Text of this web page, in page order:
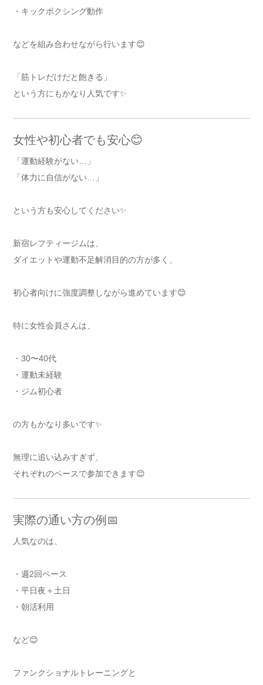
・キックボクシング動作
などを組み合わせながら行います😊
「筋トレだけだと飽きる」
という方にもかなり人気です✨
女性や初心者でも安心😊
「運動経験がない…」
「体力に自信がない…」
という方も安心してください✨
新宿レフティージムは、
ダイエットや運動不足解消目的の方が多く、
初心者向けに強度調整しながら進めています😊
特に女性会員さんは、
・30〜40代
・運動未経験
・ジム初心者
の方もかなり多いです✨
無理に追い込みすぎず、
それぞれのペースで参加できます😊
実際の通い方の例📅
人気なのは、
・週2回ペース
・平日夜＋土日
・朝活利用
など😊
ファンクショナルトレーニングと